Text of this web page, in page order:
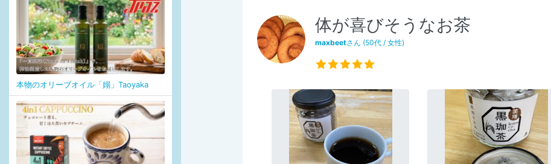
体が喜びそうなお茶
maxbeetさん (50代 / 女性)
本物のオリーブオイル「嫋」Taoyaka